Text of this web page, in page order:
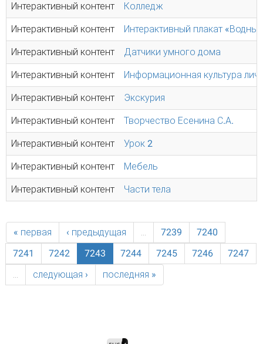
Интерактивный контент Колледж
Интерактивный контент Интерактивный плакат
Интерактивный контент Датчики умного дома
Интерактивный контент Информационная культура
Интерактивный контент Экскурия
Интерактивный контент Творчество Есенина С.А.
Интерактивный контент Урок 2
Интерактивный контент Мебель
Интерактивный контент Части тела
« первая ‹ предыдущая … 7239
7240
7241
7242 7243 7244 7245 7246
7247
…
следующая › последняя »